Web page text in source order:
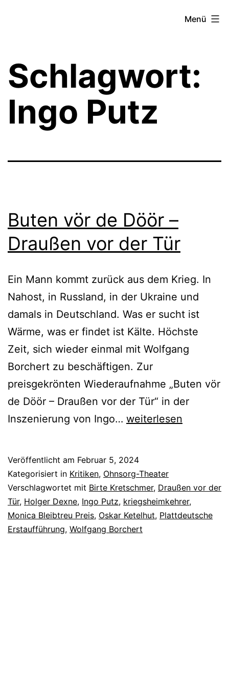
Menü
Schlagwort:
Ingo Putz
Buten vör de Döör –
Draußen vor der Tür
Ein Mann kommt zurück aus dem Krieg. In
Nahost, in Russland, in der Ukraine und
damals in Deutschland. Was er sucht ist
Wärme, was er findet ist Kälte. Höchste
Zeit, sich wieder einmal mit Wolfgang
Borchert zu beschäftigen. Zur
preisgekrönten Wiederaufnahme „Buten vör
de Döör – Draußen vor der Tür“ in der
Inszenierung von Ingo… Buten
Döör
–
Draußen
vor
weiterlesen
Veröffentlicht am Februar 5, 2024
Kategorisiert in Kritiken, Ohnsorg-Theater
Verschlagwortet mit Birte Kretschmer, Draußen vor der
Tür, Holger Dexne, Ingo Putz, kriegsheimkehrer,
Monica Bleibtreu Preis, Oskar Ketelhut, Plattdeutsche
Erstaufführung, Wolfgang Borchert